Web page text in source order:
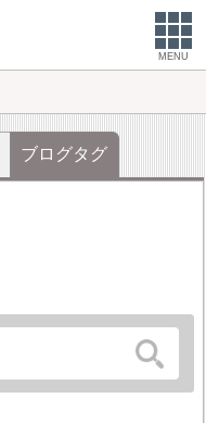
MENU
ブログタグ